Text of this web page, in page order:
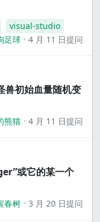
visual-studio
足球
4 月 11 日提问
初始血量随机变
熊猫 4 月 11 日提问
或它的某一个
春树 3 月 20 日提问